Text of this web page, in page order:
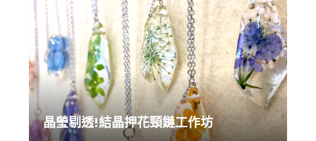
晶瑩剔透!結晶押花頸鏈工作坊